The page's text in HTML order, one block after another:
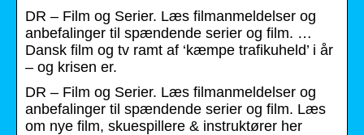
DR – Film og Serier. Læs filmanmeldelser og
anbefalinger til spændende serier og film. …
Dansk film og tv ramt af ‘kæmpe trafikuheld’ i år
– og krisen er.
DR – Film og Serier. Læs filmanmeldelser og
anbefalinger til spændende serier og film. Læs
om nye film, skuespillere & instruktører her